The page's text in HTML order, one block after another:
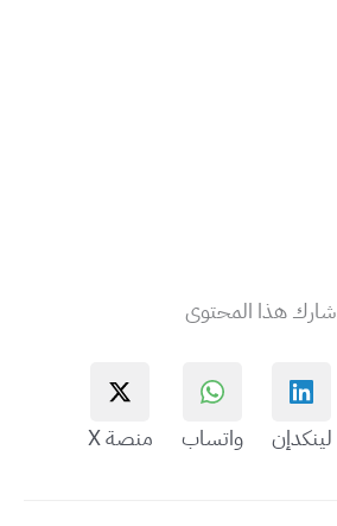
شارك هذا المحتوى
لينكدإن واتساب منصة X